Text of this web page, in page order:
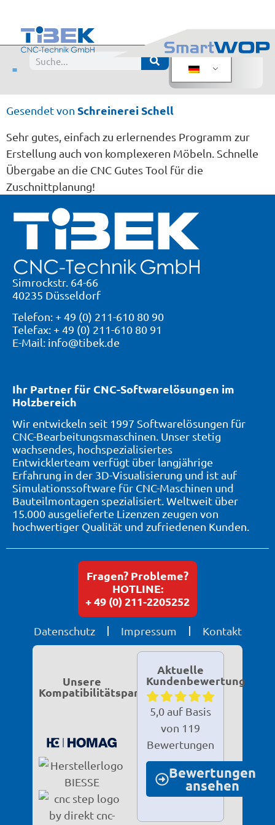
Bewertung: SmartWOP
Schnelle Planung
Gesendet von Schreinerei Schell
Sehr gutes, einfach zu erlernendes Programm zur
Erstellung auch von komplexeren Möbeln. Schnelle
Übergabe an die CNC Gutes Tool für die
Zuschnittplanung!
Ihr Partner für CNC-Softwarelösungen im
Holzbereich
Wir entwickeln seit 1997 Softwarelösungen für
CNC-Bearbeitungsmaschinen. Unser stetig
wachsendes, hochspezialisiertes
Entwicklerteam verfügt über langjährige
Erfahrung in der 3D-Visualisierung und ist auf
Simulationssoftware für CNC-Maschinen und
Bauteilmontagen spezialisiert. Weltweit über
15.000 ausgelieferte Lizenzen zeugen von
hochwertiger Qualität und zufriedenen Kunden.
Simrockstr. 64-66
40235 Düsseldorf
Telefon: + 49 (0) 211-610 80 90
Telefax: + 49 (0) 211-610 80 91
E-Mail: info@tibek.de
Datenschutz Impressum Kontakt
Fragen? Probleme?
HOTLINE:
+ 49 (0) 211-2205252
Unsere
Kompatibilitätspartner
Aktuelle
Kundenbewertung
5,0 auf Basis
von 119
Bewertungen
Bewertungen
ansehen